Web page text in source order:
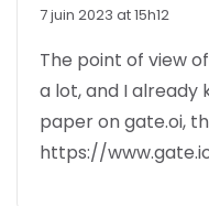
7 juin 2023 at 15h12
The point of view
a lot, and I already
paper on gate.oi,
https://